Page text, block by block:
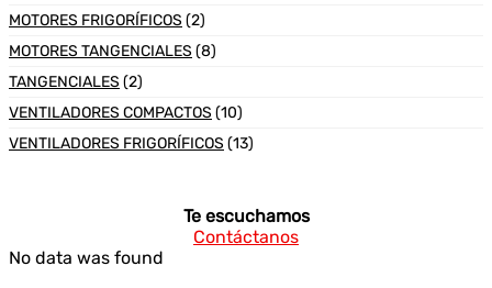
MOTORES FRIGORÍFICOS (2)
MOTORES TANGENCIALES (8)
TANGENCIALES (2)
VENTILADORES COMPACTOS (10)
VENTILADORES FRIGORÍFICOS (13)
Te escuchamos
Contáctanos
No data was found